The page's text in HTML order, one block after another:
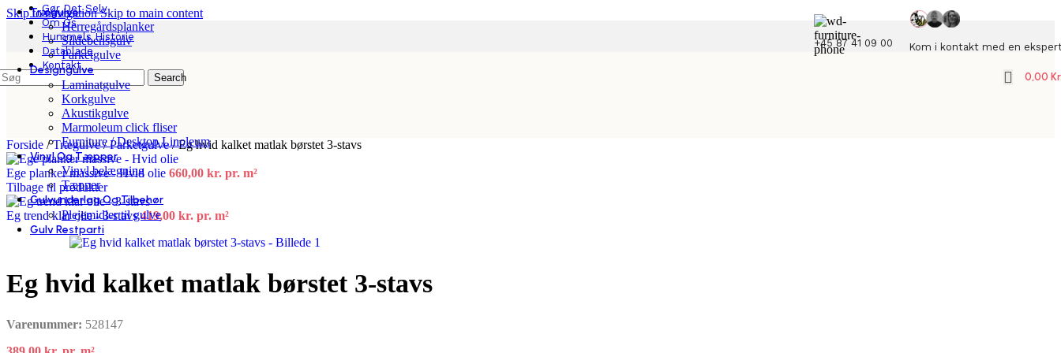
Skip to navigationSkip to main content
Gør Det Selv
Om Os
Hummels Historie
Datablade
Kontakt
+45 87 41 09 00 Kom i kontakt med en
Search 0,00
Trægulve
Herregårdsplanker
Sildebensgulv
Parketgulve
Designgulve
Laminatgulve
Korkgulve
Akustikgulve
Marmoleum click fliser
Furniture / Desktop Linoleum
Vinyl Og Tæpper
Vinyl belægning
Tæpper
Gulvunderlag Og Tilbehør
Plejemidler til gulve
Gulv Restparti
Forside / Trægulve/ Parketgulve/ Eg hvid kalket matlak børstet 3-stavs
Ege planker massive - Hvid olie 660,00 kr. pr. m²
Tilbage til produkter
Eg trend klar olie - 3-stavs419,00 kr. pr. m²
Eg hvid kalket matlak børstet 3-stavs
Varenummer: 528147